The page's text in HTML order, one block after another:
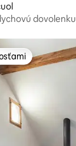
dovolenku
hosťami